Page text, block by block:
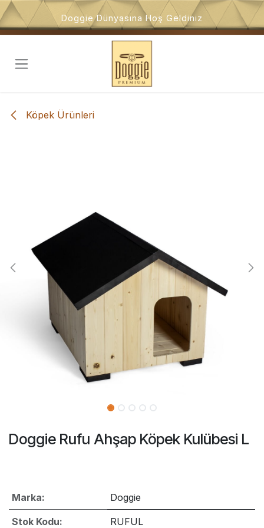
İçeriğe atla
Doggie Dünyasına Hoş Geldiniz
Köpek Ürünleri
Doggie Rufu Ahşap Köpek Kulübesi L
Marka: Doggie
Stok Kodu: RUFUL